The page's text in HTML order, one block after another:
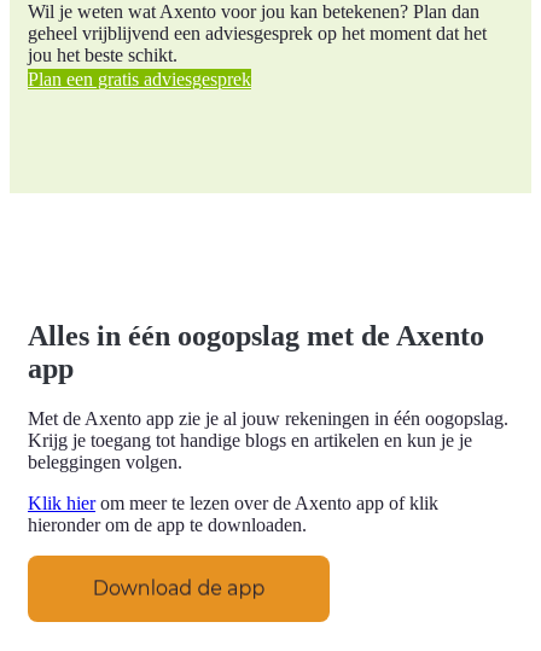
Wil je weten wat Axento voor jou kan betekenen? Plan dan
geheel vrijblijvend een adviesgesprek op het moment dat het
jou het beste schikt.
Plan een gratis adviesgesprek
Alles in één oogopslag met de Axento
app
Met de Axento app zie je al jouw rekeningen in één oogopslag.
Krijg je toegang tot handige blogs en artikelen en kun je je
beleggingen volgen.
Klik hierom meer te lezen over de Axento app of klik
hieronder om de app te downloaden.